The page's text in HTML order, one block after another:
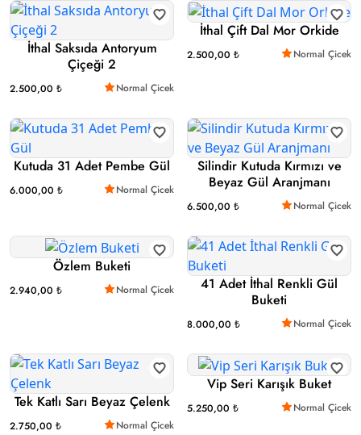
İthal Saksıda Antoryum
Çiçeği 2
2.500,00 ₺ Normal Çicek
İthal Çift Dal Mor Orkide
2.500,00 ₺ Normal Çicek
Kutuda 31 Adet Pembe Gül
6.000,00 ₺ Normal Çicek
Silindir Kutuda Kırmızı ve
Beyaz Gül Aranjmanı
6.500,00 ₺ Normal Çicek
Özlem Buketi
2.940,00 ₺ Normal Çicek
41 Adet İthal Renkli Gül
Buketi
8.000,00 ₺ Normal Çicek
Tek Katlı Sarı Beyaz Çelenk
2.750,00 ₺ Normal Çicek
Vip Seri Karışık Buket
5.250,00 ₺ Normal Çicek